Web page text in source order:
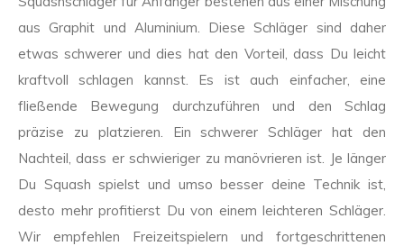
aus Graphit und Aluminium. Diese Schläger sind daher
etwas schwerer und dies hat den Vorteil, dass Du leicht
kraftvoll schlagen kannst. Es ist auch einfacher, eine
fließende Bewegung durchzuführen und den Schlag
präzise zu platzieren. Ein schwerer Schläger hat den
Nachteil, dass er schwieriger zu manövrieren ist. Je länger
Du Squash spielst und umso besser deine Technik ist,
desto mehr profitierst Du von einem leichteren Schläger.
Wir empfehlen Freizeitspielern und fortgeschrittenen